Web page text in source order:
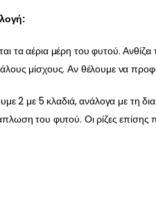
τα αέρια μέρη του φυτού.
μίσχους. Αν θέλουμε να
2 με 5 κλαδιά, ανάλογα με
του φυτού. Οι ρίζες